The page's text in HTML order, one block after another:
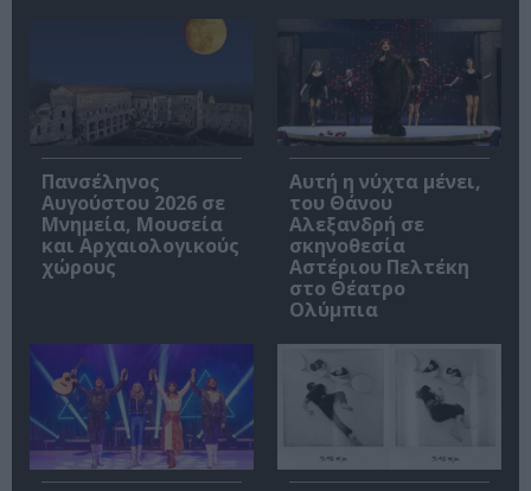
Πανσέληνος
Αυγούστου 2026 σε
Μνημεία, Μουσεία
και Αρχαιολογικούς
χώρους
Αυτή η νύχτα μένει,
του Θάνου
Αλεξανδρή σε
σκηνοθεσία
Αστέριου Πελτέκη
στο Θέατρο
Ολύμπια